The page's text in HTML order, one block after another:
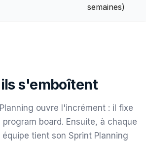
semaines)
s'emboîtent
ouvre l'incrément : il fixe
board. Ensuite, à chaque
tient son Sprint Planning